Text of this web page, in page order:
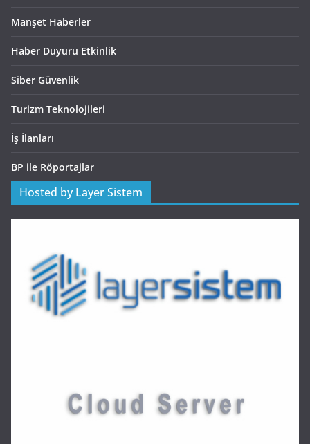
Manşet Haberler
Haber Duyuru Etkinlik
Siber Güvenlik
Turizm Teknolojileri
İş İlanları
BP ile Röportajlar
Hosted by Layer Sistem